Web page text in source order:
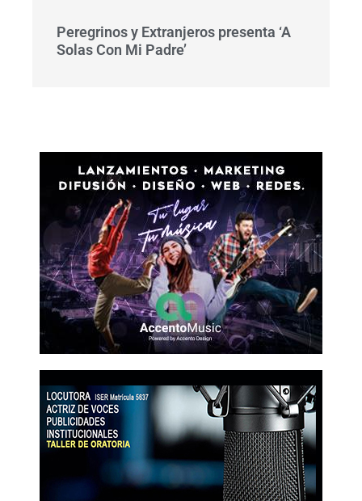
Peregrinos y Extranjeros presenta ‘A
Solas Con Mi Padre’